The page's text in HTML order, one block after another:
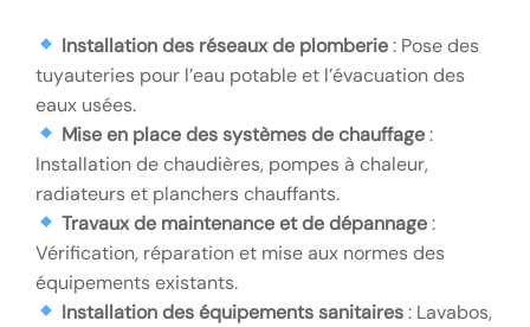
Installation des réseaux de plomberie: Pose des
tuyauteries pour l’eau potable et l’évacuation des
eaux usées.
Mise en place des systèmes de chauffage:
Installation de chaudières, pompes à chaleur,
radiateurs et planchers chauffants.
Travaux de maintenance et de dépannage:
Vérification, réparation et mise aux normes des
équipements existants.
Installation des équipements sanitaires: Lavabos,